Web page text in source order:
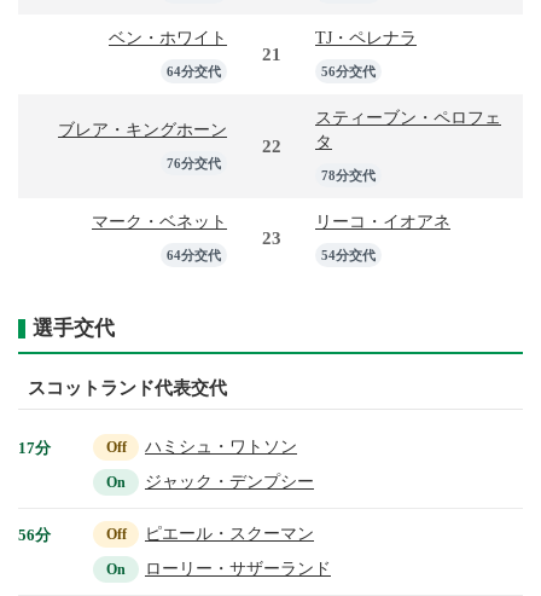
ベン・ホワイト
64分交代
21
TJ・ペレナラ
56分交代
ブレア・キングホーン
76分交代
22
スティーブン・ペロフェ
タ
78分交代
マーク・ベネット
64分交代
23
リーコ・イオアネ
54分交代
選手交代
スコットランド代表交代
17分 Off ハミシュ・ワトソン
On ジャック・デンプシー
56分 Off ピエール・スクーマン
On ローリー・サザーランド